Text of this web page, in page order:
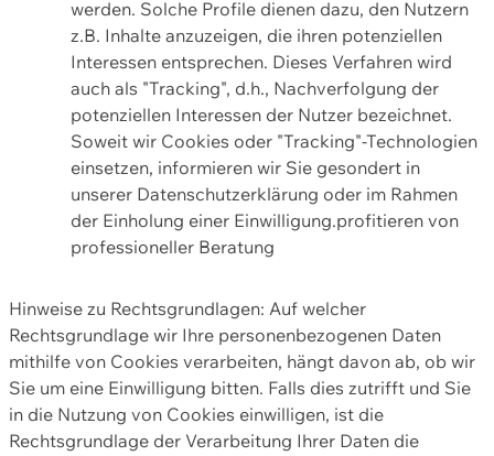
werden. Solche Profile dienen dazu, den Nutzern
z.B. Inhalte anzuzeigen, die ihren potenziellen
Interessen entsprechen. Dieses Verfahren wird
auch als "Tracking", d.h., Nachverfolgung der
potenziellen Interessen der Nutzer bezeichnet.
Soweit wir Cookies oder "Tracking"-Technologien
einsetzen, informieren wir Sie gesondert in
unserer Datenschutzerklärung oder im Rahmen
der Einholung einer Einwilligung.profitieren von
professioneller Beratung
Hinweise zu Rechtsgrundlagen: Auf welcher
Rechtsgrundlage wir Ihre personenbezogenen Daten
mithilfe von Cookies verarbeiten, hängt davon ab, ob wir
Sie um eine Einwilligung bitten. Falls dies zutrifft und Sie
in die Nutzung von Cookies einwilligen, ist die
Rechtsgrundlage der Verarbeitung Ihrer Daten die